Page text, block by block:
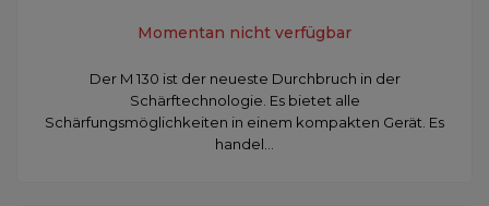
Momentan nicht verfügbar
Der M 130 ist der neueste Durchbruch in der
Schärftechnologie. Es bietet alle
Schärfungsmöglichkeiten in einem kompakten Gerät. Es
handel...